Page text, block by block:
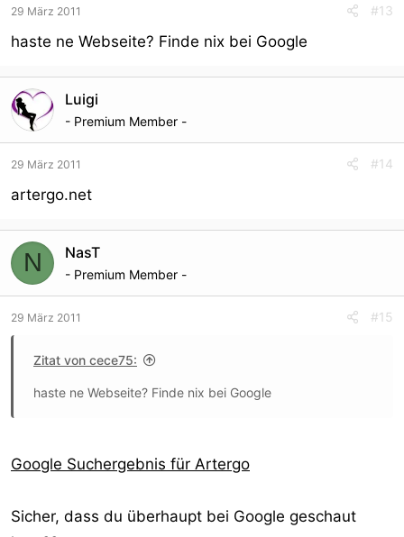
29 März 2011 #13
haste ne Webseite? Finde nix bei Google
Luigi
- Premium Member -
29 März 2011 #14
artergo.net
N NasT
- Premium Member -
29 März 2011 #15
Zitat von cece75:
haste ne Webseite? Finde nix bei Google
Google Suchergebnis für Artergo
Sicher, dass du überhaupt bei Google geschaut